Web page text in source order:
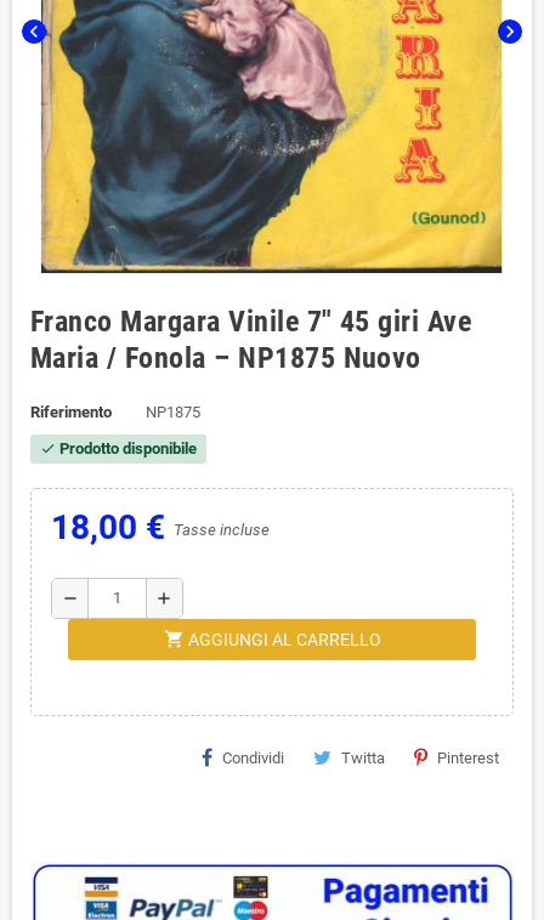
chevron_left chevron_right
Franco Margara Vinile 7" 45 giri Ave
Maria / Fonola – NP1875 Nuovo
Riferimento NP1875
check Prodotto disponibile
18,00 € Tasse incluse
remove add
shopping_cart AGGIUNGI AL CARRELLO
Condividi Twitta Pinterest